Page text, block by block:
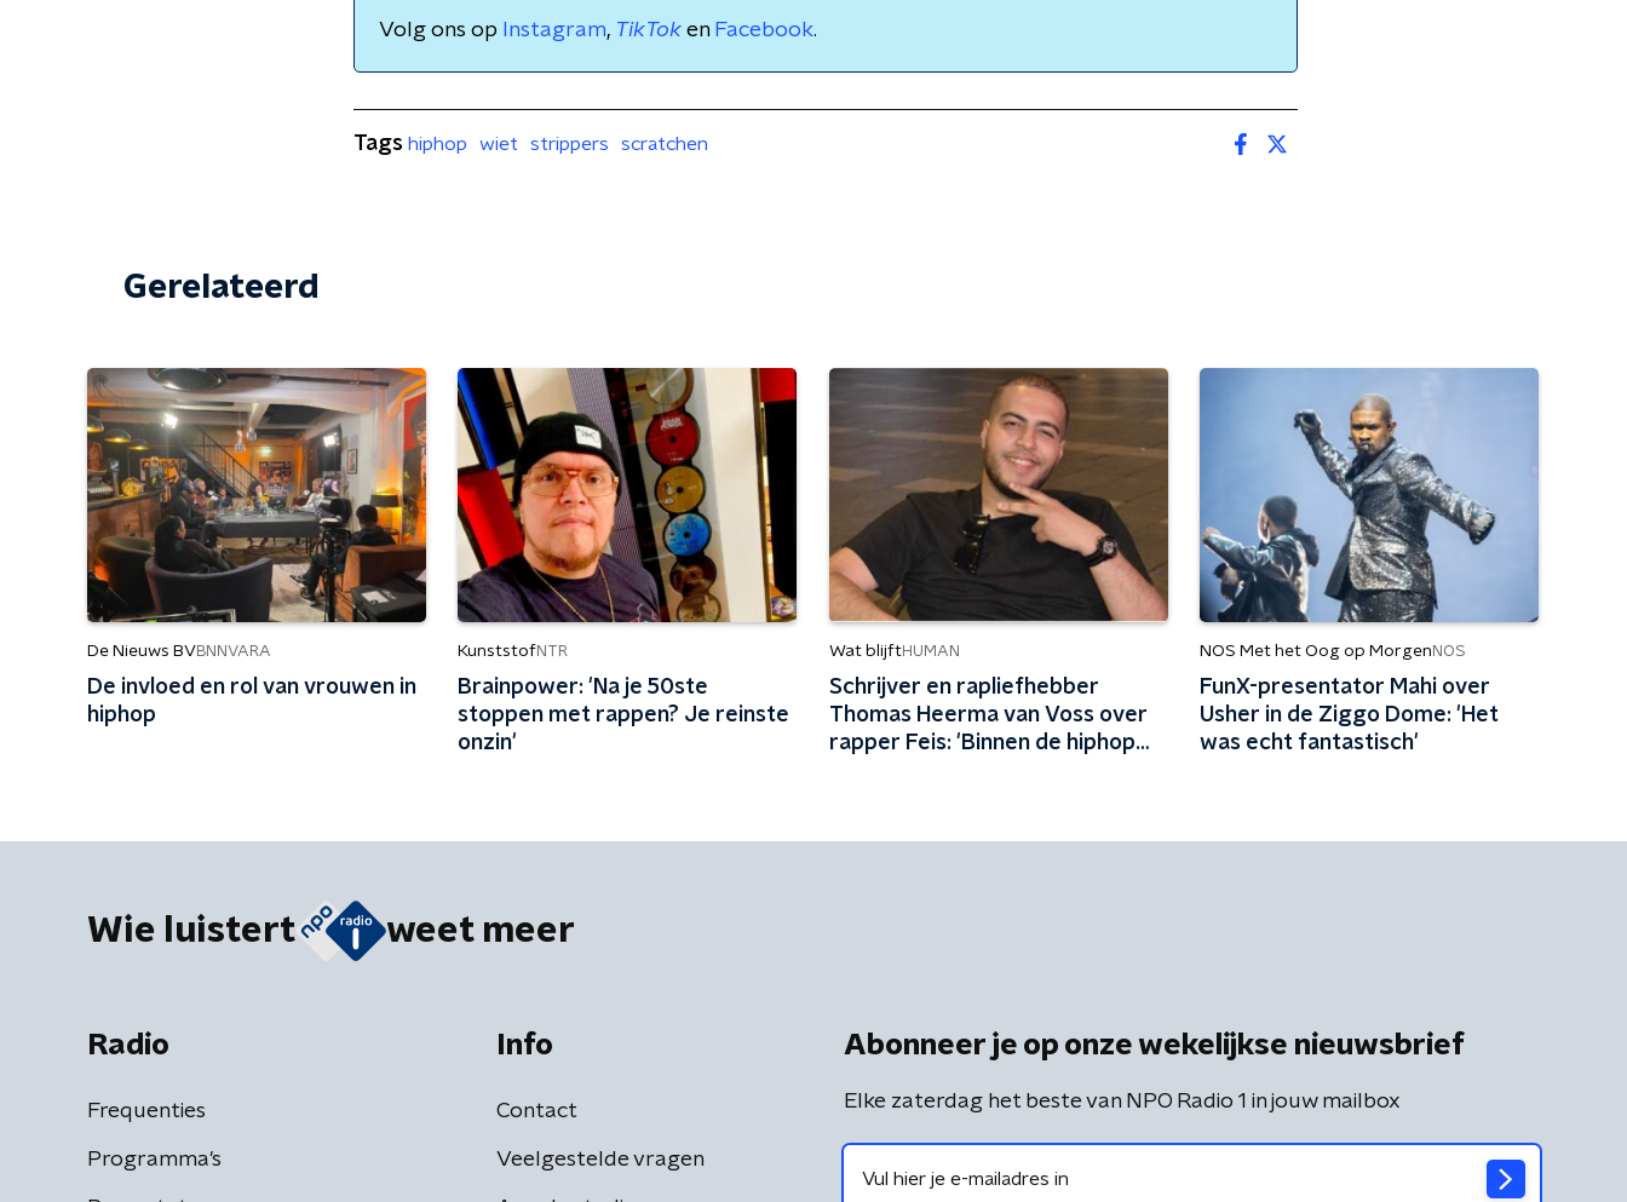
Volg ons op Instagram, TikTok en Facebook.
Tags hiphop wiet strippers scratchen
Gerelateerd
De Nieuws BVBNNVARA
De invloed en rol van vrouwen in
hiphop
KunststofNTR
Brainpower: 'Na je 50ste
stoppen met rappen? Je reinste
onzin'
Wat blijftHUMAN
Schrijver en rapliefhebber
Thomas Heerma van Voss over
rapper Feis: 'Binnen de hiphop
NOS Met het Oog op Morgen NOS
FunX-presentator Mahi over
Usher in de Ziggo Dome: 'Het
was echt fantastisch'
Wie luistert weet meer
Radio
Frequenties
Programma's
Info
Contact
Veelgestelde vragen
Abonneer je op onze wekelijkse nieuwsbrief
Elke zaterdag het beste van NPO Radio 1 in jouw mailbox